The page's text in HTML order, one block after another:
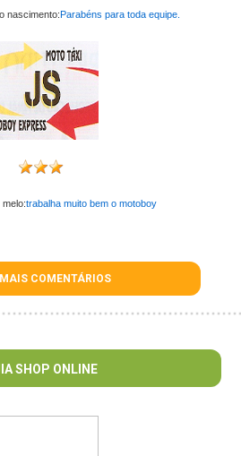
nascimento:Parabéns para toda equipe.
trabalha muito bem o motoboy
COMENTÁRIOS
SHOP ONLINE